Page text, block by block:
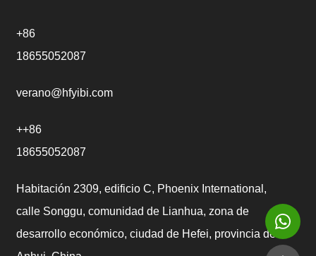
+86
18655052087
verano@hfyibi.com
++86
18655052087
Habitación 2309, edificio C, Phoenix International,
calle Songgu, comunidad de Lianhua, zona de
desarrollo económico, ciudad de Hefei, provincia de